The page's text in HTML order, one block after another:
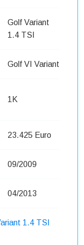
Golf Variant
1.4 TSI
Golf VI Variant
1K
23.425 Euro
09/2009
04/2013
1.4 TSI